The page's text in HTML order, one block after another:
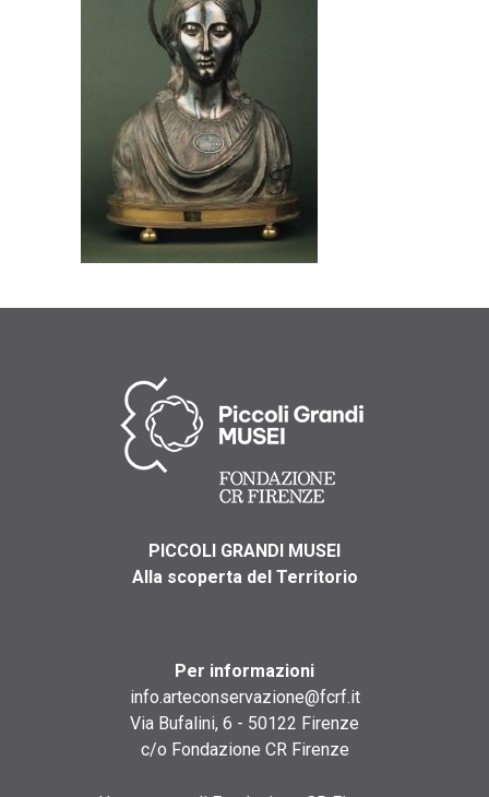
PICCOLI GRANDI MUSEI
Alla scoperta del Territorio
Per informazioni
info.arteconservazione@fcrf.it
Via Bufalini, 6 - 50122 Firenze
c/o Fondazione CR Firenze